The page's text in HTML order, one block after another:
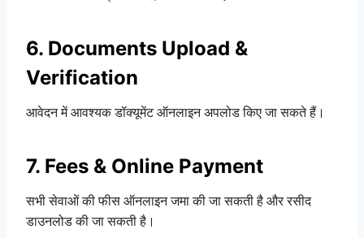
6. Documents Upload &
Verification
आवेदन में आवश्यक डॉक्यूमेंट ऑनलाइन अपलोड किए जा सकते हैं।
7. Fees & Online Payment
सभी सेवाओं की फीस ऑनलाइन जमा की जा सकती है और रसीद
डाउनलोड की जा सकती है।